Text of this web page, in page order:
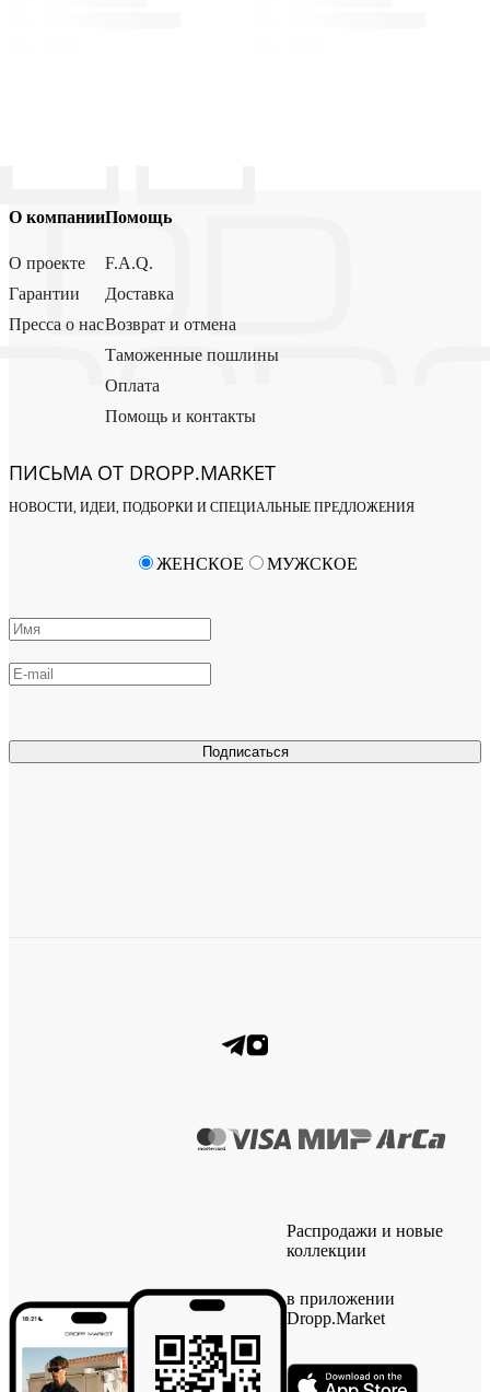
О компании
О проекте
Гарантии
Пресса о нас
Помощь
F.A.Q.
Доставка
Возврат и отмена
Таможенные пошлины
Оплата
Помощь и контакты
ПИСЬМА ОТ DROPP.MARKET
НОВОСТИ, ИДЕИ, ПОДБОРКИ И СПЕЦИАЛЬНЫЕ ПРЕДЛОЖЕНИЯ
Подписаться
ЖЕНСКОЕ МУЖСКОЕ
Распродажи и новые
коллекции
в приложении
Dropp.Market